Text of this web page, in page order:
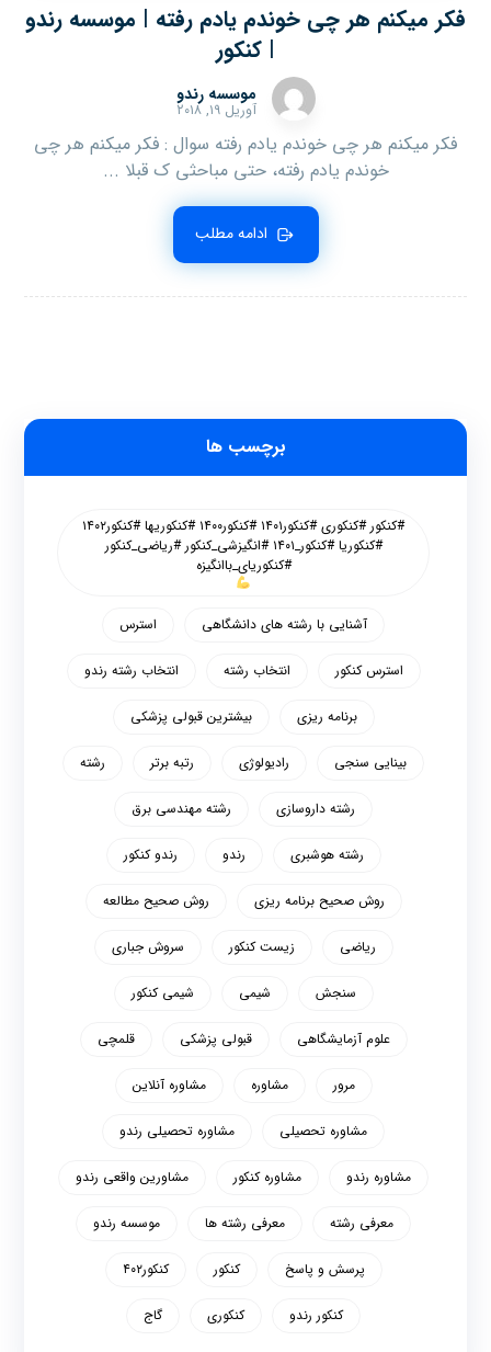
فکر میکنم هر چی خوندم یادم رفته | موسسه رندو
| کنکور
موسسه رندو
آوریل ۱۹, ۲۰۱۸
فکر میکنم هر چی خوندم یادم رفته سوال : فکر میکنم هر چی
خوندم یادم رفته، حتی مباحثی ک قبلا ...
ادامه مطلب
برچسب ها
#کنکور #کنکوری #کنکور۱۴۰۱ #کنکور۱۴۰۰ #کنکوریها #کنکور۱۴۰۲
#کنکوریا #کنکور_۱۴۰۱ #انگیزشی_کنکور #ریاضی_کنکور
#کنکوریای_باانگیزه
آشنایی با رشته های دانشگاهی استرس
استرس کنکور انتخاب رشته انتخاب رشته رندو
برنامه ریزی بیشترین قبولی پزشکی
بینایی سنجی رادیولوژی رتبه برتر رشته
رشته داروسازی رشته مهندسی برق
رشته هوشبری رندو رندو کنکور
روش صحیح برنامه ریزی روش صحیح مطالعه
ریاضی زیست کنکور سروش جباری
سنجش شیمی شیمی کنکور
علوم آزمایشگاهی قبولی پزشکی قلمچی
مرور مشاوره مشاوره آنلاین
مشاوره تحصیلی مشاوره تحصیلی رندو
مشاوره رندو مشاوره کنکور مشاورین واقعی رندو
معرفی رشته معرفی رشته ها موسسه رندو
پرسش و پاسخ کنکور کنکور۴۰۲
کنکور رندو کنکوری گاج